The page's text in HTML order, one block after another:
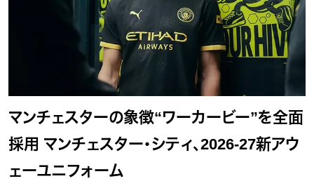
マンチェスターの象徴“ワーカービー”を全面
採用 マンチェスター・シティ、2026-27新アウ
ェーユニフォーム